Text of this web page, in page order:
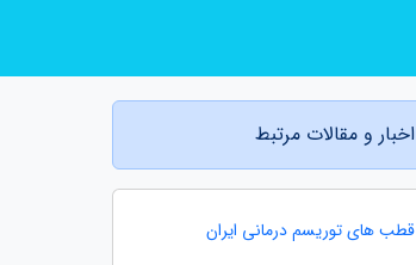
اخبار و مقالات مرتبط
قطب های توریسم درمانی ایران